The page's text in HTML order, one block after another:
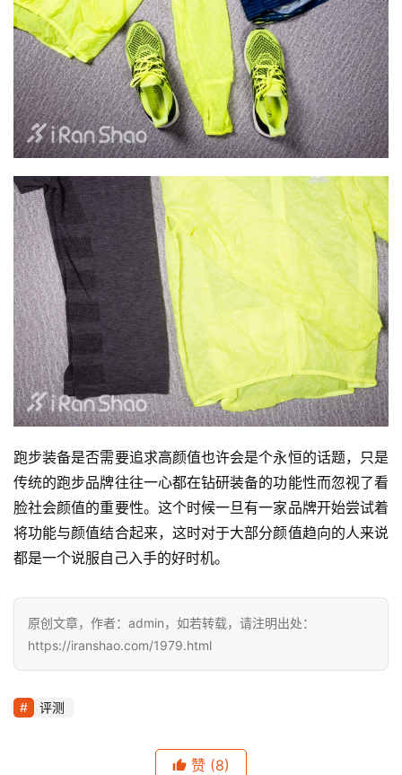
跑步装备是否需要追求高颜值也许会是个永恒的话题，只是
传统的跑步品牌往往一心都在钻研装备的功能性而忽视了看
脸社会颜值的重要性。这个时候一旦有一家品牌开始尝试着
将功能与颜值结合起来，这时对于大部分颜值趋向的人来说
都是一个说服自己入手的好时机。
原创文章，作者：admin，如若转载，请注明出处：
https://iranshao.com/1979.html
评测
赞 (8)